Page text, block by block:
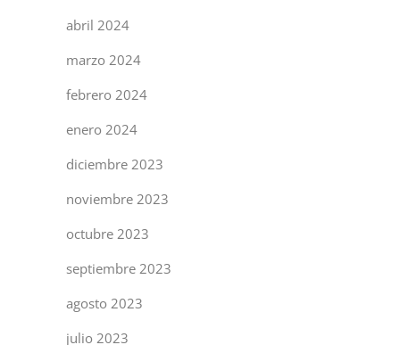
abril 2024
marzo 2024
febrero 2024
enero 2024
diciembre 2023
noviembre 2023
octubre 2023
septiembre 2023
agosto 2023
julio 2023